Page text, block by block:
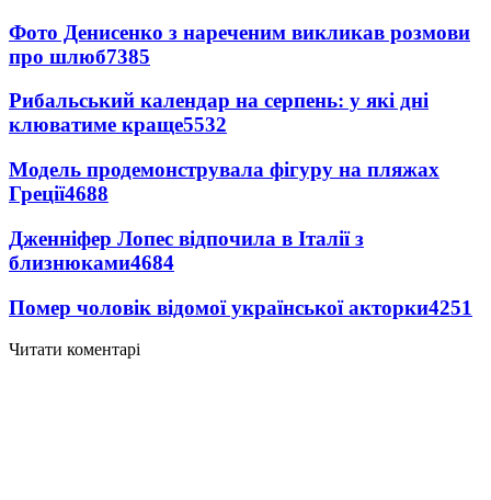
Фото Денисенко з нареченим викликав розмови
про шлюб7385
Рибальський календар на серпень: у які дні
клюватиме краще5532
Модель продемонструвала фігуру на пляжах
Греції4688
Дженніфер Лопес відпочила в Італії з
близнюками4684
Помер чоловік відомої української акторки4251
Читати коментарі